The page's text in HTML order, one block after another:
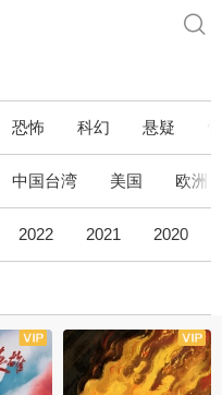
恐怖 科幻 悬疑
中国台湾 美国 欧洲
2022 2021 2020